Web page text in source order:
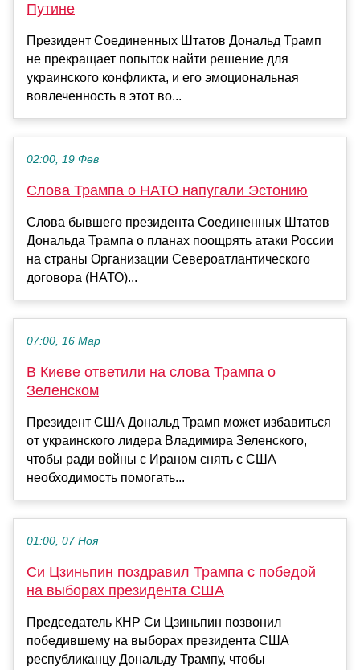
Путине
Президент Соединенных Штатов Дональд Трамп
не прекращает попыток найти решение для
украинского конфликта, и его эмоциональная
вовлеченность в этот во...
02:00, 19 Фев
Слова Трампа о НАТО напугали Эстонию
Слова бывшего президента Соединенных Штатов
Дональда Трампа о планах поощрять атаки России
на страны Организации Североатлантического
договора (НАТО)...
07:00, 16 Мар
В Киеве ответили на слова Трампа о
Зеленском
Президент США Дональд Трамп может избавиться
от украинского лидера Владимира Зеленского,
чтобы ради войны с Ираном снять с США
необходимость помогать...
01:00, 07 Ноя
Си Цзиньпин поздравил Трампа с победой
на выборах президента США
Председатель КНР Си Цзиньпин позвонил
победившему на выборах президента США
республиканцу Дональду Трампу, чтобы